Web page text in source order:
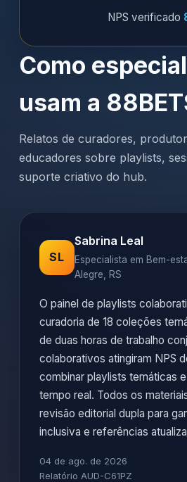
NPS verificado
Como
usam a
Relatos de curadores,
educadores sobre playlists,
suporte criativo do hub.
SL
Sabrina Leal
Especialista em Bem-
Alegre, RS
O painel de playlists
curadoria de 18 coleções
de duas horas de trabalho
colaborativos atingiram NPS
combinar playlists temáticas
tempo real. Todos os
revisão editorial dupla para
inclusiva e referências
04 de ago. de 2026
Relatório AUD-C61PZ